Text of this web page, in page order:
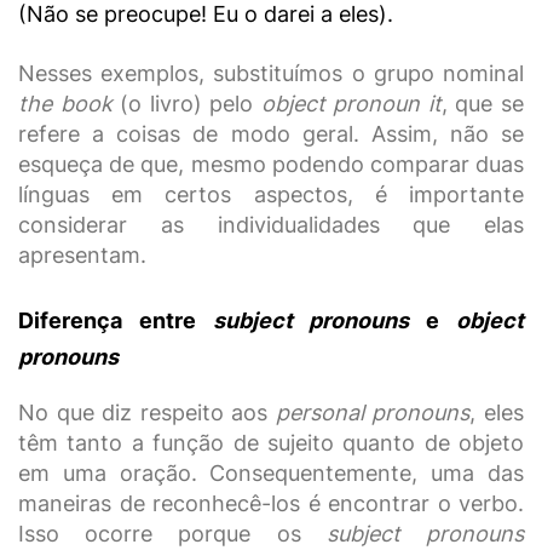
(Não se preocupe! Eu o darei a eles).
Nesses exemplos, substituímos o grupo nominal
the book(o livro) pelo object pronoun it, que se
refere a coisas de modo geral. Assim, não se
esqueça de que, mesmo podendo comparar duas
línguas em certos aspectos, é importante
considerar as individualidades que elas
apresentam.
Diferença entre subject pronounse object
pronouns
No que diz respeito aos personal pronouns, eles
têm tanto a função de sujeito quanto de objeto
em uma oração. Consequentemente, uma das
maneiras de reconhecê-los é encontrar o verbo.
Isso ocorre porque os subject pronouns